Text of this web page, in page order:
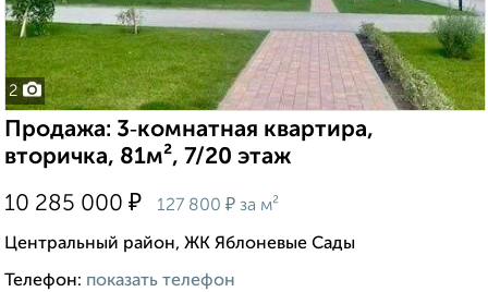
2
Продажа: 3‑комнатная квартира,
вторичка, 81м², 7/20 этаж
10 285 000 ₽ 127 800 ₽ за м²
Центральный район, ЖК Яблоневые Сады
Телефон: показать телефон